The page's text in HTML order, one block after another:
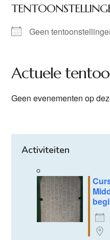
Geen
Actuele
Geen evenementen op
Activiteiten